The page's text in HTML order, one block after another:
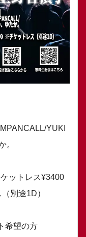
YUKI
。
ットレス¥3400
途1D）
希望の方